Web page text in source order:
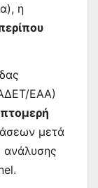
η
ΕΑΑ)
μετά
ανάλυσης